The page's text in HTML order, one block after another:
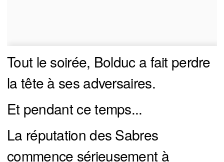
Tout le soirée, Bolduc a fait perdre
la tête à ses adversaires.
Et pendant ce temps...
La réputation des Sabres
commence sérieusement à